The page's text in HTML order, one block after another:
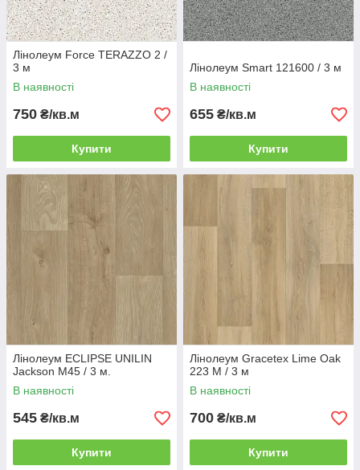
Лінолеум Force TERAZZO 2 /
3 м
В наявності
750 ₴/кв.м
Купити
Лінолеум Smart 121600 / 3 м
В наявності
655 ₴/кв.м
Купити
Лінолеум ECLIPSE UNILIN
Jackson M45 / 3 м.
В наявності
545 ₴/кв.м
Купити
Лінолеум Gracetex Lime Oak
223 M / 3 м
В наявності
700 ₴/кв.м
Купити